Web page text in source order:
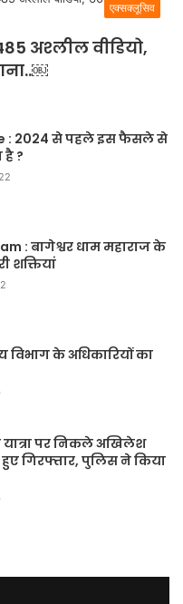
एक्सक्लूसिव
अश्लील वीडियो,
: 2024 से पहले इस फैसले से
?
: बागेश्वर धाम महाराज के
शक्तियां
के अधिकारियों का
पर निकले अखिलेश
गिरफ्तार, पुलिस ने किया